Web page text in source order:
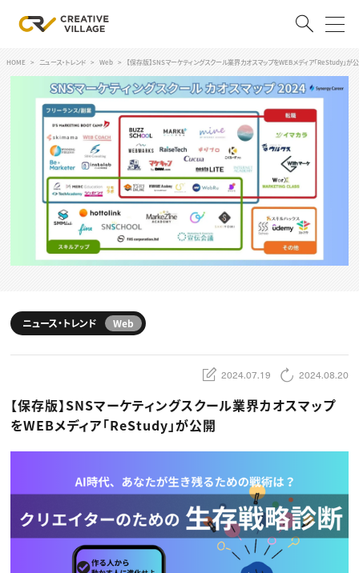
ログイン 会員登録
RECRUIT
クリエイター求人を探す
CREATIVE JOB求人検索
特集求人
採用説明会
転職支援サービス
CONTENTS
スキルアップしたい！ トップ
デザイン
動画配信・映像制作
ディレクション
業界解説・キャリア事情
お役立ち基礎知識
TOP Creator’s コラム
ゲームクリエイター
映像クリエイター
マーケッター
C＆R Magazine
ニュース・トレンド
ゲーム・エンタメ
広告
出版
CREATIVE VILLAGEからのお知らせ
プロフェッショナル×つながる×メディア
HOME ニュース・トレンド Web 【保存版】SNSマーケティングスクール業界カオスマップをWEBメディア「ReStudy」が
ニュース・トレンド Web
2024.07.19 2024.08.20
【保存版】SNSマーケティングスクール業界カオスマップ
をWEBメディア「ReStudy」が公開